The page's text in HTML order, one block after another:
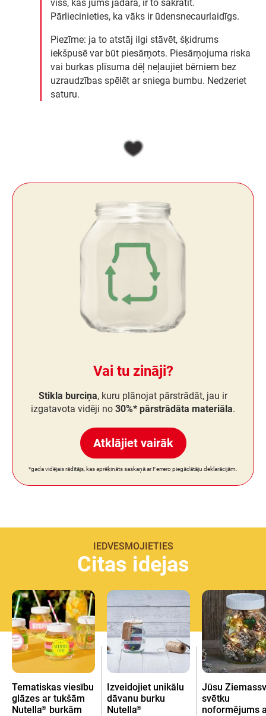
viss, kas jums jādara, ir to sakratīt.
Pārliecinieties, ka vāks ir ūdensnecaurlaidīgs.
Piezīme: ja to atstāj ilgi stāvēt, šķidrums
iekšpusē var būt piesārņots. Piesārņojuma riska
vai burkas plīsuma dēļ neļaujiet bērniem bez
uzraudzības spēlēt ar sniega bumbu. Nedzeriet
saturu.
Vai tu zināji?
Stikla burciņa, kuru plānojat pārstrādāt, jau ir
izgatavota vidēji no 30%* pārstrādāta materiāla.
Atklājiet vairāk
*gada vidējais rādītājs, kas aprēķināts saskaņā ar Ferrero piegādātāju deklarācijām.
IEDVESMOJIETIES
Citas idejas
Tematiskas viesību
glāzes ar tukšām
Nutella® burkām
Izveidojiet unikālu
dāvanu burku
Nutella®
Jūsu
svētku
noformējums